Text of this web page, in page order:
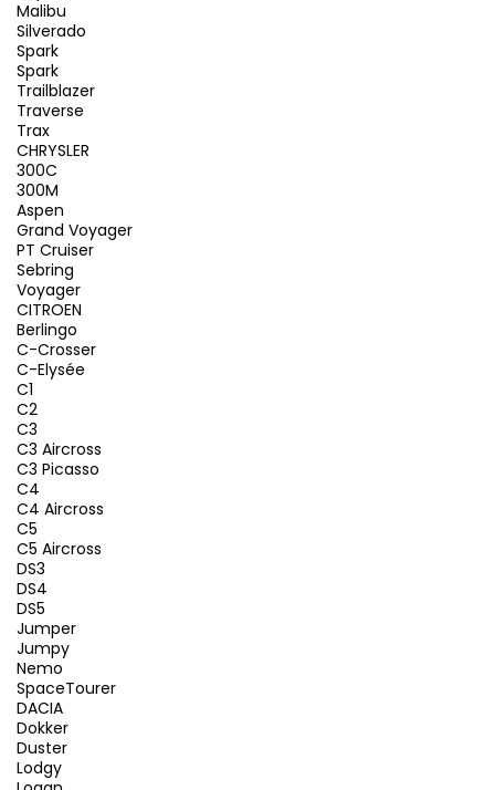
Malibu
Silverado
Spark
Spark
Trailblazer
Traverse
Trax
CHRYSLER
300C
300M
Aspen
Grand Voyager
PT Cruiser
Sebring
Voyager
CITROEN
Berlingo
C-Crosser
C-Elysée
C1
C2
C3
C3 Aircross
C3 Picasso
C4
C4 Aircross
C5
C5 Aircross
DS3
DS4
DS5
Jumper
Jumpy
Nemo
SpaceTourer
DACIA
Dokker
Duster
Lodgy